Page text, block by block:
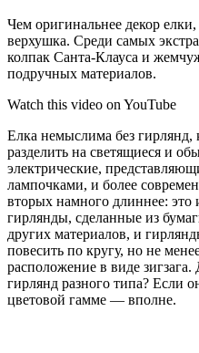
Чем оригинальнее декор
верхушка. Среди самых
колпак Санта-Клауса и
подручных материалов.
Watch this video on YouTube
Елка немыслима без
разделить на светящиеся и
электрические,
лампочками, и более
вторых намного длиннее:
гирлянды, сделанные из
других материалов, и
повесить по кругу, но не
расположение в виде
гирлянд разного типа? Если
цветовой гамме — вполне.